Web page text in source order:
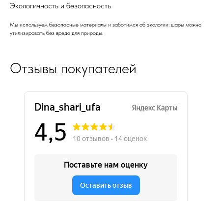
Экологичность и безопасность
Мы используем безопасные материалы и заботимся об экологии: шары можно
утилизировать без вреда для природы.
Отзывы покупателей